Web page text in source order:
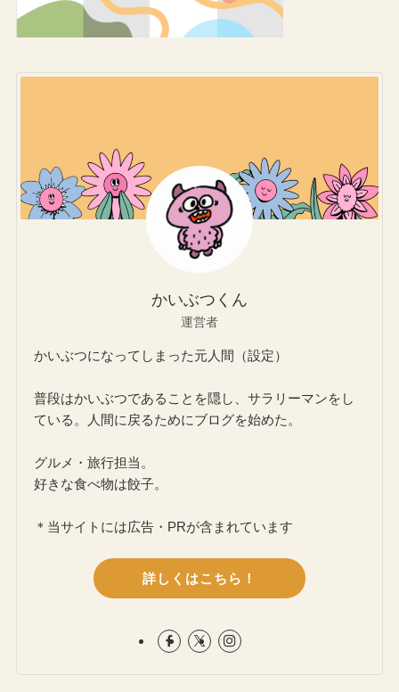
かいぶつくん
運営者
かいぶつになってしまった元人間（設定）
普段はかいぶつであることを隠し、サラリーマンをし
ている。人間に戻るためにブログを始めた。
グルメ・旅行担当。
好きな食べ物は餃子。
＊当サイトには広告・PRが含まれています
詳しくはこちら！